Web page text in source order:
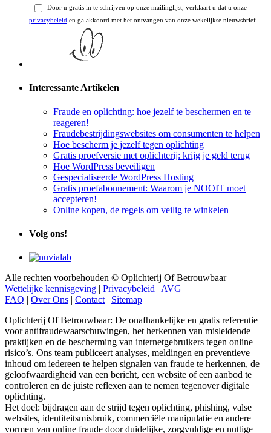
Door u gratis in te schrijven op onze mailinglijst, verklaart u dat u onze
privacybeleid en ga akkoord met het ontvangen van onze wekelijkse nieuwsbrief.
Interessante Artikelen
Fraude en oplichting: hoe jezelf te beschermen en te
reageren!
Fraudebestrijdingswebsites om consumenten te helpen
Hoe bescherm je jezelf tegen oplichting
Gratis proefversie met oplichterij: krijg je geld terug
Hoe WordPress beveiligen
Gespecialiseerde WordPress Hosting
Gratis proefabonnement: Waarom je NOOIT moet
accepteren!
Online kopen, de regels om veilig te winkelen
Volg ons!
Alle rechten voorbehouden © Oplichterij Of Betrouwbaar
Wettelijke kennisgeving | Privacybeleid | AVG
FAQ | Over Ons | Contact | Sitemap
Oplichterij Of Betrouwbaar: De onafhankelijke en gratis referentie
voor antifraudewaarschuwingen, het herkennen van misleidende
praktijken en de bescherming van internetgebruikers tegen online
risico’s. Ons team publiceert analyses, meldingen en preventieve
inhoud om iedereen te helpen signalen van fraude te herkennen, de
geloofwaardigheid van een bericht, een website of een aanbod te
controleren en de juiste reflexen aan te nemen tegenover digitale
oplichting.
Het doel: bijdragen aan de strijd tegen oplichting, phishing, valse
websites, identiteitsmisbruik, commerciële manipulatie en andere
vormen van online fraude door duidelijke, zorgvuldige en nuttige